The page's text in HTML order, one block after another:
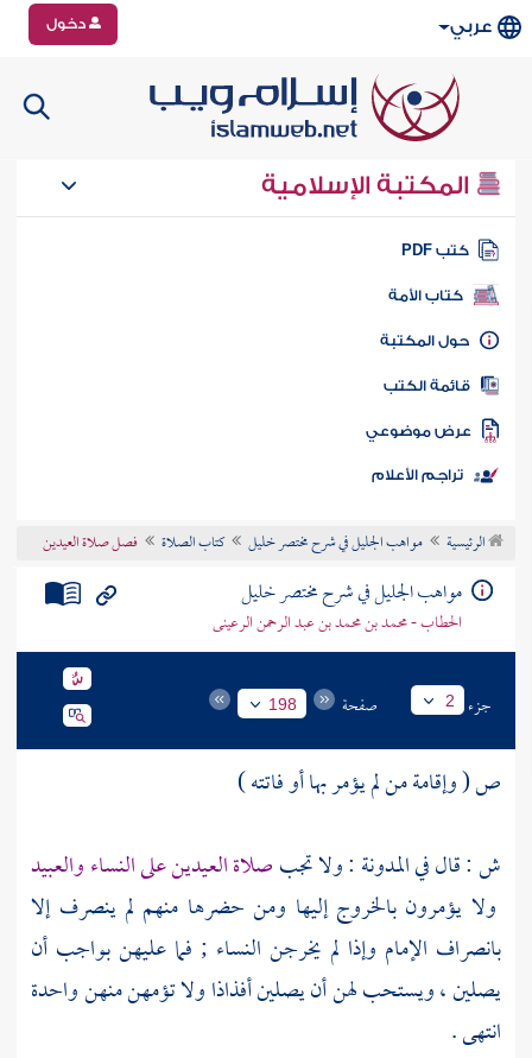
عربي دخول
المكتبة الإسلامية
كتب PDF
كتاب الأمة
المكتبة
الكتب
موضوعي
تراجم الأعلام
الرئيسية مواهب الجليل في شرح مختصر خليل كتاب الصلاة فصل صلاة العيدين
مواهب الجليل في شرح مختصر خليل
الحطاب - محمد بن محمد بن عبد الرحمن الرعينى
جزء 2 صفحة 198
ص ( وإقامة من لم يؤمر بها أو فاتته )
ش : قال في المدونة : ولا تجبصلاة العيدين على النساء والعبيد
ولا يؤمرون بالخروج إليها ومن حضرها منهم لم ينصرف إلا
بانصراف الإمام وإذا لم يخرجن النساء ; فما عليهن بواجب أن
يصلين ، ويستحب لهن أن يصلين أفذاذا ولا تؤمهن منهن واحدة
انتهى .